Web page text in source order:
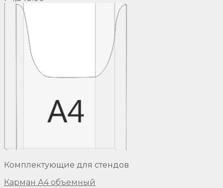
Комплектующие для стендов
Карман А4 объемный